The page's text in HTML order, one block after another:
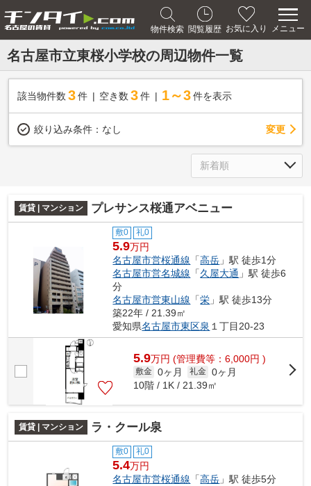
物件検索 閲覧履歴 お気に入り メニュー
名古屋市立東桜小学校の周辺物件一覧
該当物件数 3件 空き数 3 件 1～3 件を表示
絞り込み条件： なし 変更
賃貸 | マンション プレサンス桜通アベニュー
敷0 礼0
5.9万円
名古屋市営桜通線 「高岳 」駅 徒歩1分
名古屋市営名城線 「久屋大通 」駅 徒歩6
分
名古屋市営東山線 「栄 」駅 徒歩13分
築22年 / 21.39㎡
愛知県名古屋市東区泉 １丁目20-23
5.9万円 (管理費等：6,000円 )
敷金 0ヶ月 礼金 0ヶ月
10階 / 1K / 21.39㎡
賃貸 | マンション ラ・クール泉
敷0 礼0
5.4万円
名古屋市営桜通線 「高岳 」駅 徒歩5分